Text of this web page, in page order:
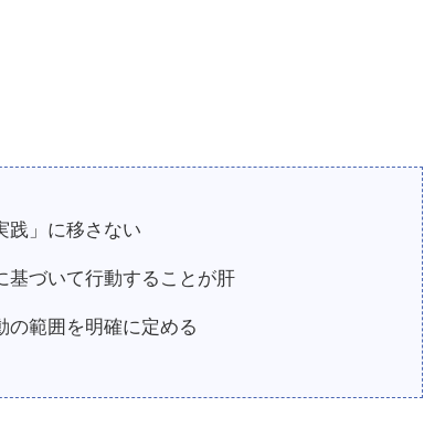
践」に移さない
基づいて行動することが肝
の範囲を明確に定める